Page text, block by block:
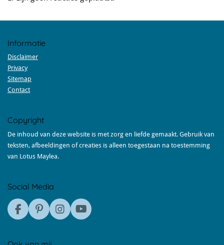
Informatie
Disclaimer
Privacy
Sitemap
Contact
Copyright
De inhoud van deze website is met zorg en liefde gemaakt. Gebruik van
teksten, afbeeldingen of creaties is alleen toegestaan na toestemming
van Lotus Maylea.
Social Media
F
a
e
P
i
t
I
n
Y
o